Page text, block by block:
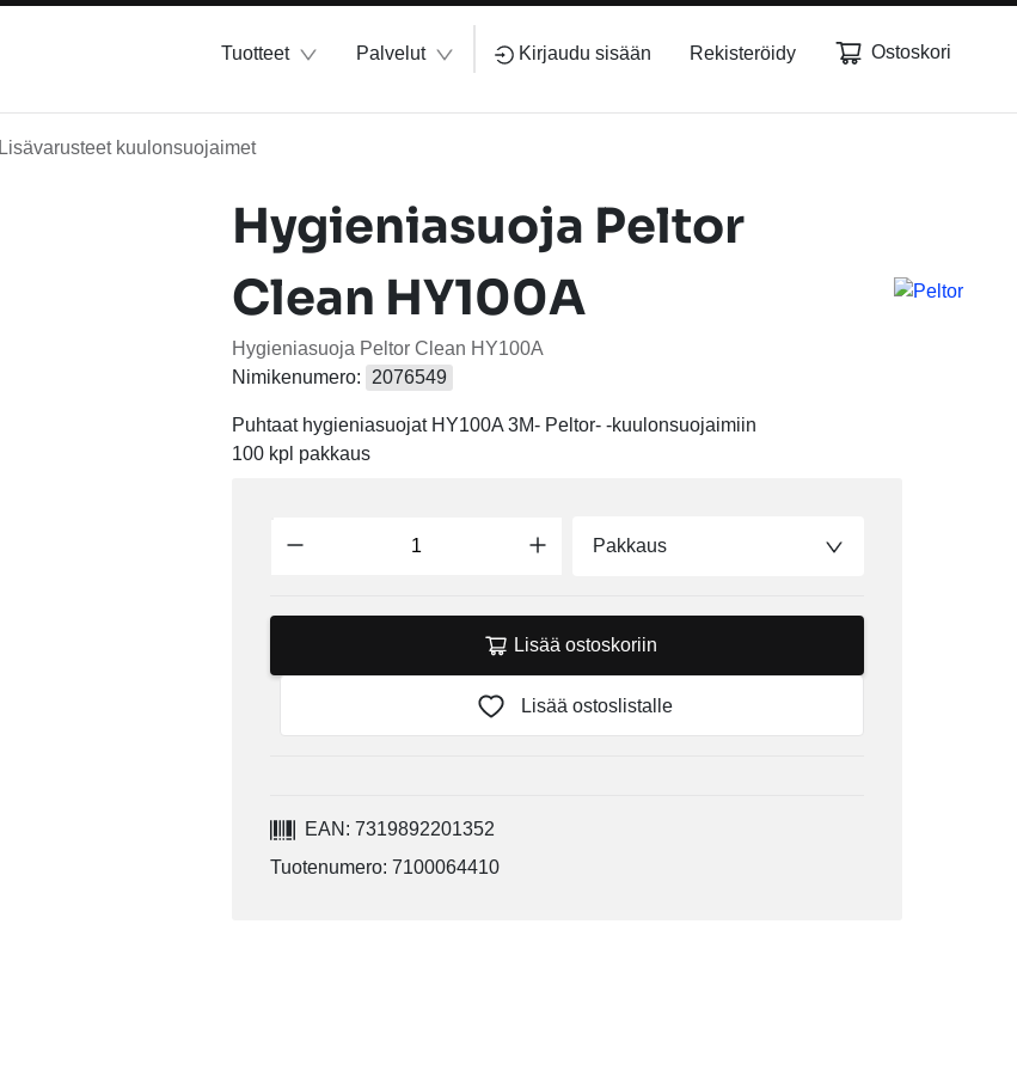
Tuotteet Palvelut Kirjaudu sisään Rekisteröidy Ostoskori
Lisävarusteet kuulonsuojaimet
Hygieniasuoja Peltor
Clean HY100A
Hygieniasuoja Peltor Clean HY100A
Nimikenumero:
2076549
Puhtaat hygieniasuojat HY100A 3M- Peltor- -kuulonsuojaimiin
100 kpl pakkaus
Pakkaus
Lisää ostoskoriin
Lisää ostoslistalle
EAN: 7319892201352
Tuotenumero: 7100064410